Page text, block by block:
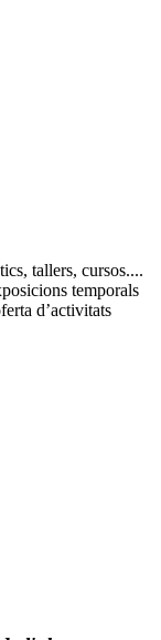
tallers, cursos....
temporals
d’activitats